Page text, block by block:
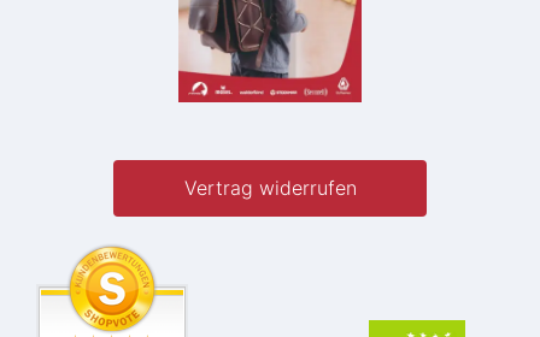
Vertrag widerrufen